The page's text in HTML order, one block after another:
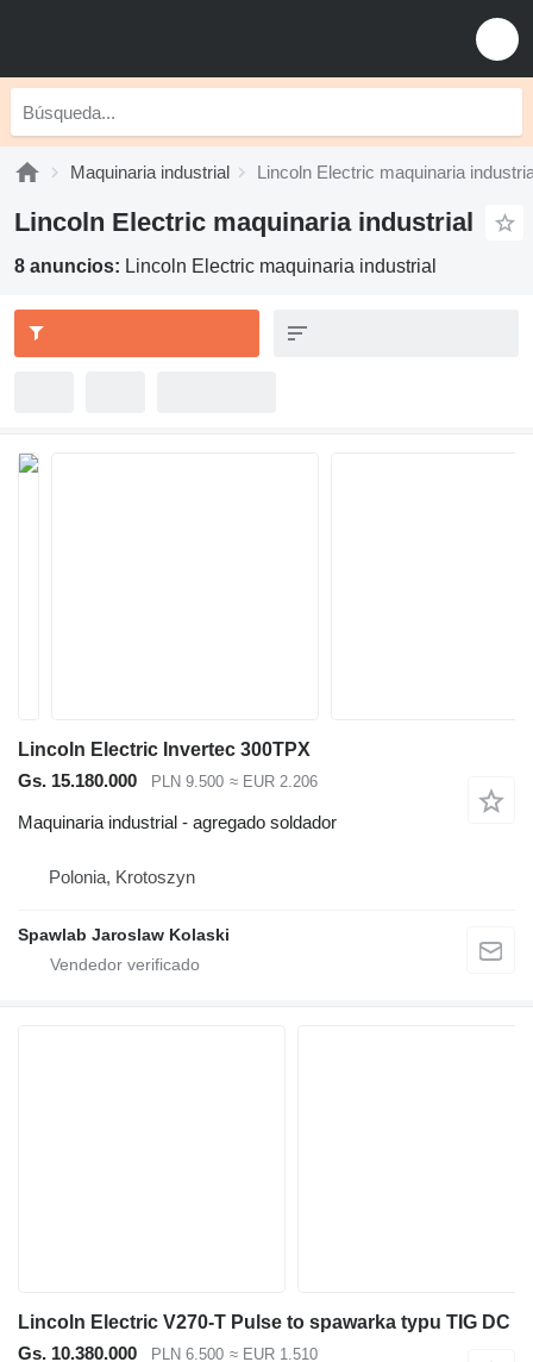
Maquinaria industrial Lincoln Electric maquinaria
Lincoln Electric maquinaria industrial
8 anuncios: Lincoln Electric maquinaria industrial
Lincoln Electric Invertec 300TPX
Gs. 15.180.000
PLN 9.500 ≈ EUR 2.206
Maquinaria industrial - agregado soldador
Polonia, Krotoszyn
Spawlab Jaroslaw Kolaski
Lincoln Electric V270-T Pulse to spawarka typu TIG DC
Gs. 10.380.000
PLN 6.500 ≈ EUR 1.510